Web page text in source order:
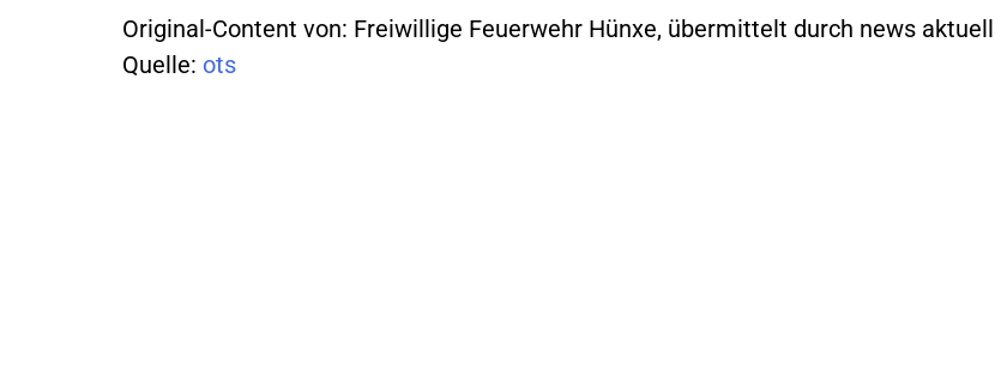
Original-Content von: Freiwillige Feuerwehr Hünxe, übermittelt durch news aktuell
Quelle: ots